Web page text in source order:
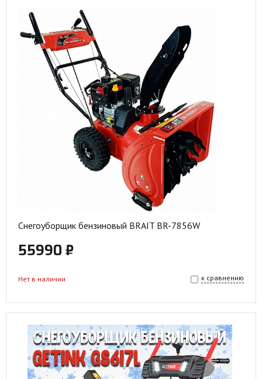
Снегоуборщик бензиновый BRAIT BR-7856W
55990 ₽
к сравнению
Нет в наличии